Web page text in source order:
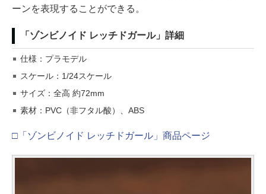
ーンを表現することができる。
「ゾンビノイド レッチドガール」詳細
仕様：プラモデル
スケール：1/24スケール
サイズ：全高 約72mm
素材：PVC（非フタル酸）、ABS
□「ゾンビノイド レッチドガール」商品ページ